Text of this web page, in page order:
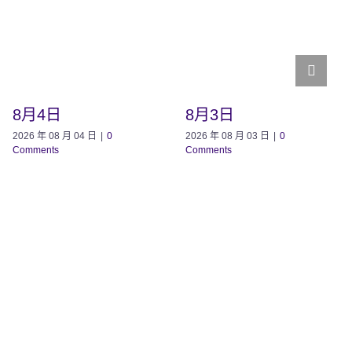
8月4日
2026 年 08 月 04 日
0
Comments
8月3日
2026 年 08 月 03 日
0
Comments